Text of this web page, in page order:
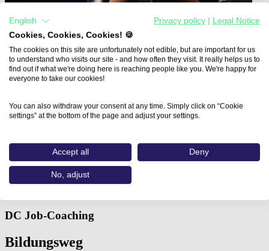
Aus- und Weiterbildungen
Social Media Content Creator…
Social Media Content Creator
DC Job-Coaching
Bildungsweg
English Privacy policy
Legal Notice
Cookies, Cookies, Cookies! 🍪
The cookies on this site are unfortunately not edible, but are important for us
to understand who visits our site - and how often they visit. It really helps us to
find out if what we're doing here is reaching people like you. We're happy for
everyone to take our cookies!
You can also withdraw your consent at any time. Simply click on “Cookie
settings” at the bottom of the page and adjust your settings.
Accept all Deny
No, adjust